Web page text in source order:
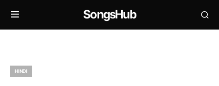
SongsHub
HINDI